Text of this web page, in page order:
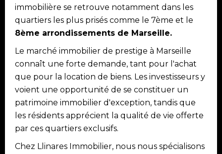
immobilière se retrouve notamment dans les
quartiers les plus prisés comme le 7ème et le
8ème arrondissements de Marseille.
Le marché immobilier de prestige à Marseille
connaît une forte demande, tant pour l'achat
que pour la location de biens. Les investisseurs y
voient une opportunité de se constituer un
patrimoine immobilier d'exception, tandis que
les résidents apprécient la qualité de vie offerte
par ces quartiers exclusifs.
Chez Llinares Immobilier, nous nous spécialisons